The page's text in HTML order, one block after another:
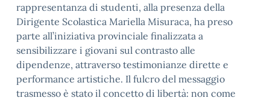
rappresentanza di studenti, alla presenza della
Dirigente Scolastica Mariella Misuraca, ha preso
parte all’iniziativa provinciale finalizzata a
sensibilizzare i giovani sul contrasto alle
dipendenze, attraverso testimonianze dirette e
performance artistiche. Il fulcro del messaggio
trasmesso è stato il concetto di libertà: non come